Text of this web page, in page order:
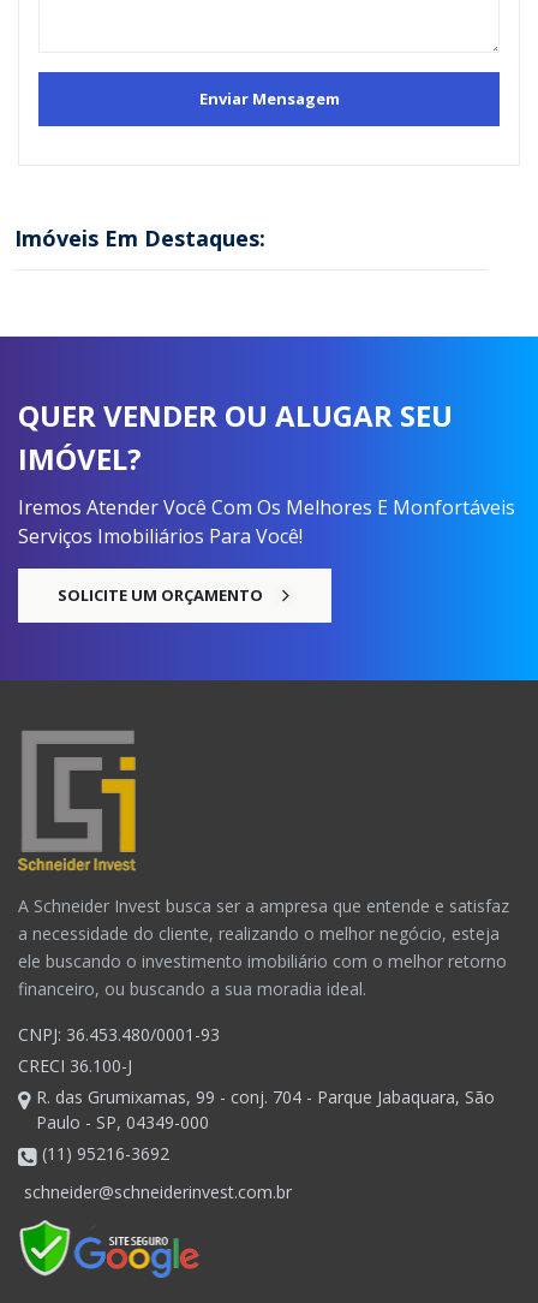
Imóveis Em Destaques:
QUER VENDER OU ALUGAR SEU
IMÓVEL?
Iremos Atender Você Com Os Melhores E Monfortáveis
Serviços Imobiliários Para Você!
SOLICITE UM ORÇAMENTO
A Schneider Invest busca ser a ampresa que entende e satisfaz
a necessidade do cliente, realizando o melhor negócio, esteja
ele buscando o investimento imobiliário com o melhor retorno
financeiro, ou buscando a sua moradia ideal.
CNPJ: 36.453.480/0001-93
CRECI 36.100-J
R. das Grumixamas, 99 - conj. 704 - Parque Jabaquara, São
Paulo - SP, 04349-000
(11) 95216-3692
schneider@schneiderinvest.com.br